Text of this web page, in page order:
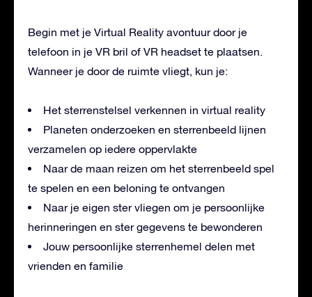
Begin met je Virtual Reality avontuur door je
telefoon in je VR bril of VR headset te plaatsen.
Wanneer je door de ruimte vliegt, kun je:
Het sterrenstelsel verkennen in virtual reality
Planeten onderzoeken en sterrenbeeld lijnen
verzamelen op iedere oppervlakte
Naar de maan reizen om het sterrenbeeld spel
te spelen en een beloning te ontvangen
Naar je eigen ster vliegen om je persoonlijke
herinneringen en ster gegevens te bewonderen
Jouw persoonlijke sterrenhemel delen met
vrienden en familie